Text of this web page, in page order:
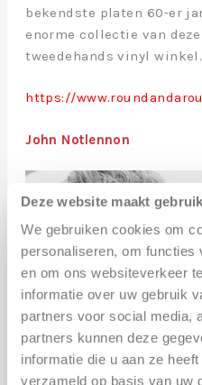
Deze website maakt
We gebruiken cookies om
personaliseren, om functies
en om ons websiteverkeer
informatie over uw gebruik
partners voor social media,
partners kunnen deze
informatie die u aan ze
verzameld op basis van uw
bekendste platen 60-er
enorme collectie van
tweedehands vinyl winkel.
https://
John Notlennon